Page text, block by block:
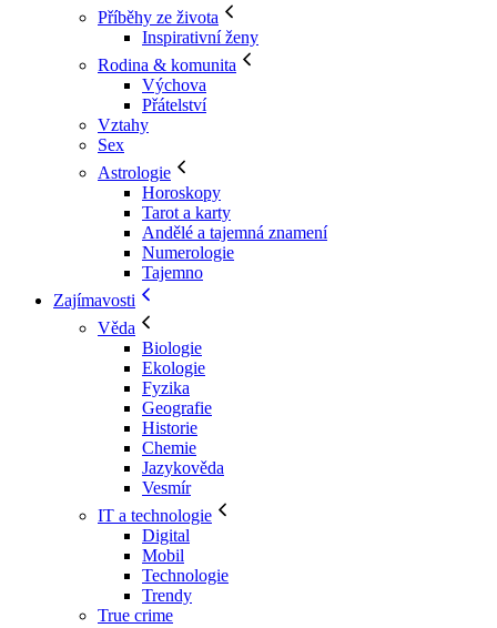
Příběhy ze života
Inspirativní ženy
Rodina & komunita
Výchova
Přátelství
Vztahy
Sex
Astrologie
Horoskopy
Tarot a karty
Andělé a tajemná znamení
Numerologie
Tajemno
Zajímavosti
Věda
Biologie
Ekologie
Fyzika
Geografie
Historie
Chemie
Jazykověda
Vesmír
IT a technologie
Digital
Mobil
Technologie
Trendy
True crime